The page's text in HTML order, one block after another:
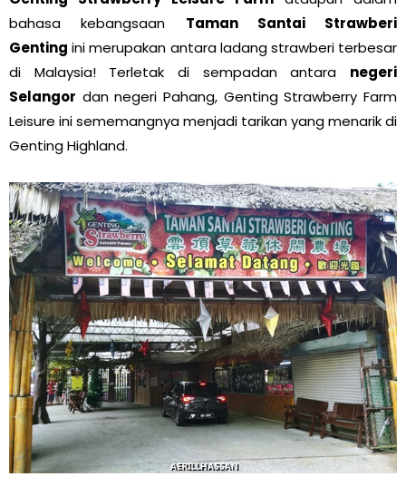
bahasa kebangsaan Taman Santai Strawberi
Genting ini merupakan antara ladang strawberi terbesar
di Malaysia! Terletak di sempadan antara negeri
Selangor dan negeri Pahang, Genting Strawberry Farm
Leisure ini sememangnya menjadi tarikan yang menarik di
Genting Highland.